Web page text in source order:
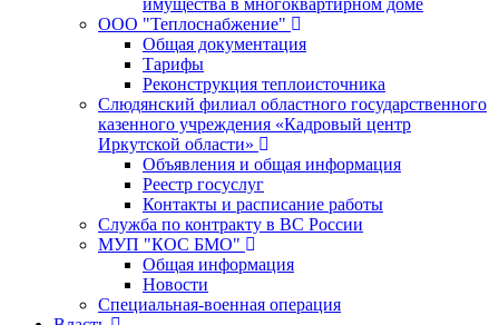
ООО "Теплоснабжение"
Общая документация
Тарифы
Реконструкция теплоисточника
Слюдянский филиал областного государственного
казенного учреждения «Кадровый центр
Иркутской области»
Объявления и общая информация
Реестр госуслуг
Контакты и расписание работы
Служба по контракту в ВС России
МУП "КОС БМО"
Общая информация
Новости
Специальная-военная операция